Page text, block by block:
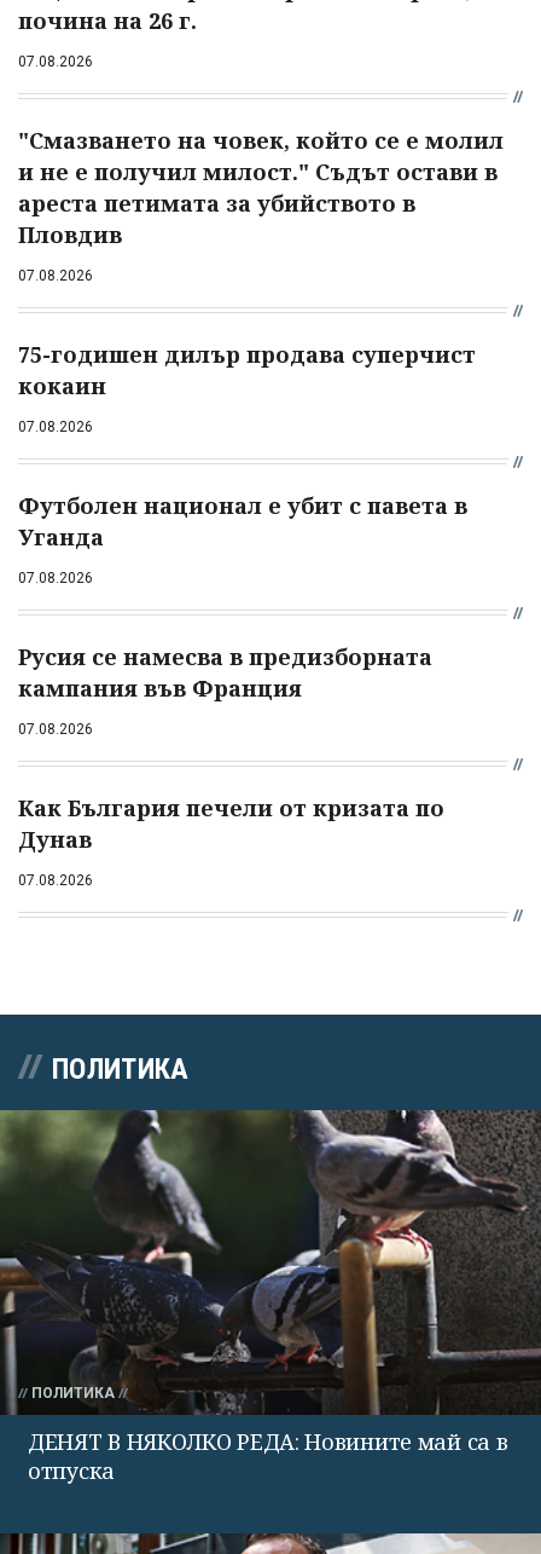
почина на 26 г.
07.08.2026
"Смазването на човек, който се е молил
и не е получил милост." Съдът остави в
ареста петимата за убийството в
Пловдив
07.08.2026
75-годишен дилър продава суперчист
кокаин
07.08.2026
Футболен национал е убит с павета в
Уганда
07.08.2026
Русия се намесва в предизборната
кампания във Франция
07.08.2026
Как България печели от кризата по
Дунав
07.08.2026
ПОЛИТИКА
ПОЛИТИКА
ДЕНЯТ В НЯКОЛКО РЕДА: Новините май са в
отпуска